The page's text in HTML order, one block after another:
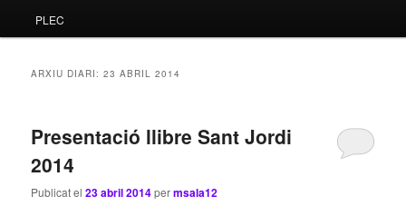
PLEC
ARXIU DIARI:23 ABRIL 2014
Presentació llibre Sant Jordi
2014
Publicat el23 abril 2014permsala12